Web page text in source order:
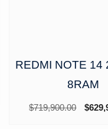
REDMI NOTE 14
8RAM
$719,900.00
El$